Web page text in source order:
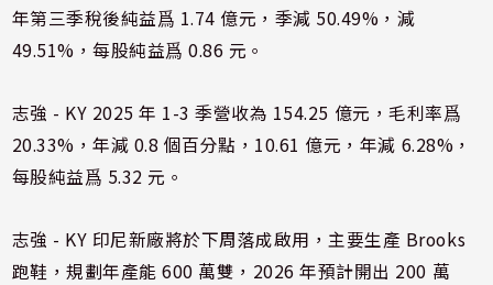
年第三季稅後純益爲 1.74 億元，季減 50.49%，減
49.51%，每股純益爲 0.86 元。
志強 - KY 2025 年 1-3 季營收為 154.25 億元，毛利率爲
20.33%，年減 0.8 個百分點，10.61 億元，年減 6.28%，
每股純益爲 5.32 元。
志強 - KY 印尼新廠將於下周落成啟用，主要生產 Brooks
跑鞋，規劃年產能 600 萬雙，2026 年預計開出 200 萬